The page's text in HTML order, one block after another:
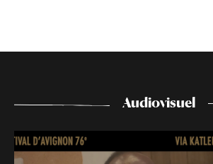
Audiovisuel